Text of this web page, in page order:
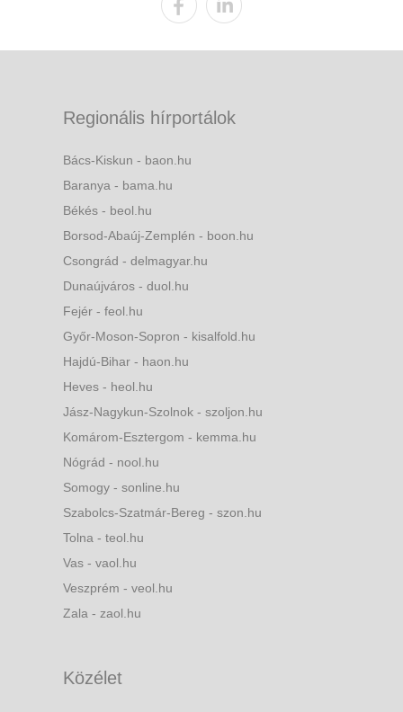
Regionális hírportálok
Bács-Kiskun - baon.hu
Baranya - bama.hu
Békés - beol.hu
Borsod-Abaúj-Zemplén - boon.hu
Csongrád - delmagyar.hu
Dunaújváros - duol.hu
Fejér - feol.hu
Győr-Moson-Sopron - kisalfold.hu
Hajdú-Bihar - haon.hu
Heves - heol.hu
Jász-Nagykun-Szolnok - szoljon.hu
Komárom-Esztergom - kemma.hu
Nógrád - nool.hu
Somogy - sonline.hu
Szabolcs-Szatmár-Bereg - szon.hu
Tolna - teol.hu
Vas - vaol.hu
Veszprém - veol.hu
Zala - zaol.hu
Közélet